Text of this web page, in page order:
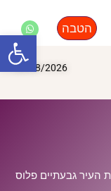
הטבה
08/08/2026
העיר גבעתיים פלוס
פתח